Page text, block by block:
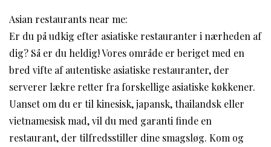
Asian restaurants near me:
Er du på udkig efter asiatiske restauranter i nærheden af
dig? Så er du heldig! Vores område er beriget med en
bred vifte af autentiske asiatiske restauranter, der
serverer lækre retter fra forskellige asiatiske køkkener.
Uanset om du er til kinesisk, japansk, thailandsk eller
vietnamesisk mad, vil du med garanti finde en
restaurant, der tilfredsstiller dine smagsløg. Kom og